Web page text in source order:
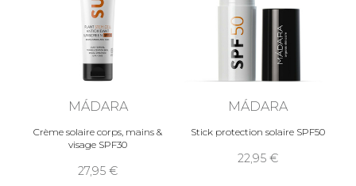
MÁDARA
Crème solaire corps, mains &
visage SPF30
27,95
MÁDARA
Stick protection solaire SPF50
22,95